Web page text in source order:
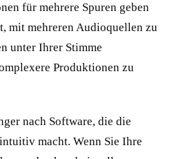
für mehrere Spuren geben
mit mehreren Audioquellen zu
unter Ihrer Stimme
Produktionen zu
nach Software, die die
macht. Wenn Sie Ihre